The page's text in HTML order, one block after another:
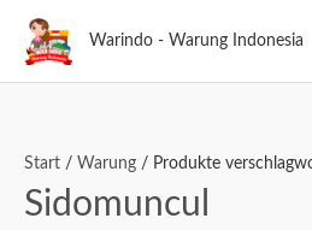
Inhalt
Warindo - Warung Indonesia
Start / Warung / Produkte
Sidomuncul